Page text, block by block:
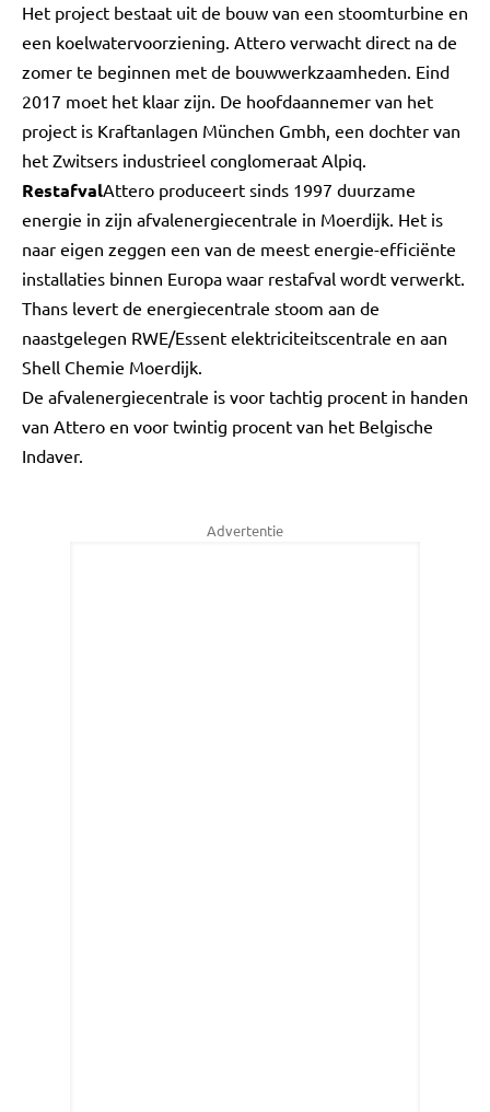
Het project bestaat uit de bouw van een stoomturbine en
een koelwatervoorziening. Attero verwacht direct na de
zomer te beginnen met de bouwwerkzaamheden. Eind
2017 moet het klaar zijn. De hoofdaannemer van het
project is Kraftanlagen München Gmbh, een dochter van
het Zwitsers industrieel conglomeraat Alpiq.
RestafvalAttero produceert sinds 1997 duurzame
energie in zijn afvalenergiecentrale in Moerdijk. Het is
naar eigen zeggen een van de meest energie-efficiënte
installaties binnen Europa waar restafval wordt verwerkt.
Thans levert de energiecentrale stoom aan de
naastgelegen RWE/Essent elektriciteitscentrale en aan
Shell Chemie Moerdijk.
De afvalenergiecentrale is voor tachtig procent in handen
van Attero en voor twintig procent van het Belgische
Indaver.
Advertentie